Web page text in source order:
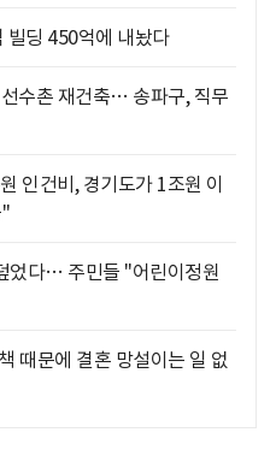
빌딩 450억에 내놨다
수촌 재건축… 송파구, 직무
인건비, 경기도가 1조원 이
었다… 주민들 "어린이정원
때문에 결혼 망설이는 일 없